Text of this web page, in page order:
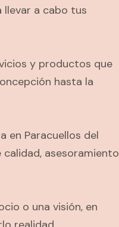
a cabo tus
y productos que
hasta la
en Paracuellos del
asesoramiento
o una visión, en